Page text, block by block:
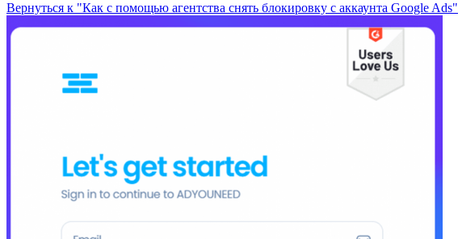
Вернуться к "Как с помощью агентства снять блокировку с аккаунта Google Ads"